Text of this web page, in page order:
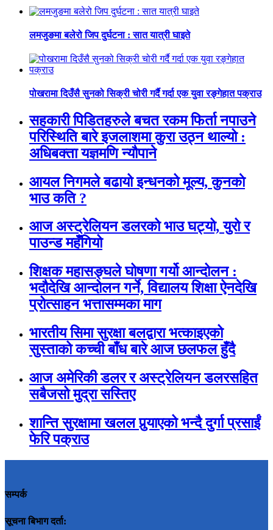
लमजुङमा बलेरो जिप दुर्घटना : सात यात्री घाइते
पोखरामा दिउँसै सुनको सिक्री चोरी गर्दै गर्दा एक युवा रङ्गेहात पक्राउ
सहकारी पिडितहरुले बचत रकम फिर्ता नपाउने
परिस्थिति बारे इजलाशमा कुरा उठ्न थाल्यो :
अधिबक्ता यज्ञमणि न्यौपाने
आयल निगमले बढायो इन्धनको मूल्य, कुनकाे
भाउ कति ?
आज अस्ट्रेलियन डलरको भाउ घट्यो, युरो र
पाउन्ड महँगियो
शिक्षक महासङ्घले घोषणा गर्यो आन्दोलन :
भदौदेखि आन्दोलन गर्ने, विद्यालय शिक्षा ऐनदेखि
प्रोत्साहन भत्तासम्मका माग
भारतीय सिमा सुरक्षा बलद्वारा भत्काइएको
सुस्ताको कच्ची बाँध बारे आज छलफल हुँदै
आज अमेरिकी डलर र अस्ट्रेलियन डलरसहित
सबैजसो मुद्रा सस्तिए
शान्ति सुरक्षामा खलल पुर्‍याएको भन्दै दुर्गा प्रसाईं
फेरि पक्राउ
सम्पर्क
सूचना बिभाग दर्ता: